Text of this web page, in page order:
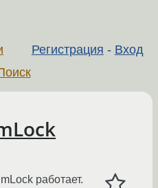
Регистрация - Вход
работает.